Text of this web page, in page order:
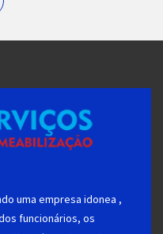
uma empresa idonea ,
funcionários, os